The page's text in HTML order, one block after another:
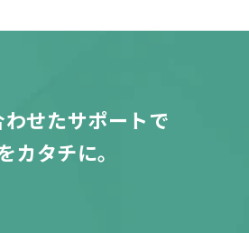
せたサポートで
カタチに。